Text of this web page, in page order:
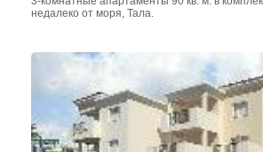
недалеко от моря, Тала.